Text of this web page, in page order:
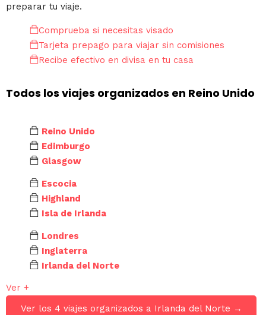
preparar tu viaje.
Comprueba si necesitas visado
Tarjeta prepago para viajar sin comisiones
Recibe efectivo en divisa en tu casa
Todos los viajes organizados en Reino Unido
Reino Unido
Edimburgo
Glasgow
Escocia
Highland
Isla de Irlanda
Londres
Inglaterra
Irlanda del Norte
Ver +
Ver los 4 viajes organizados a Irlanda del Norte →